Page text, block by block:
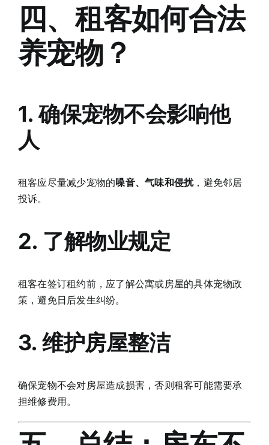
四、租客如何合法
养宠物？
1. 确保宠物不会影响他
人
租客应尽量减少宠物的噪音、气味和侵扰，避免邻居
投诉。
2. 了解物业规定
租客在签订租约前，应了解公寓或房屋的具体宠物政
策，避免日后发生纠纷。
3. 维护房屋整洁
确保宠物不会对房屋造成损害，否则租客可能需要承
担维修费用。